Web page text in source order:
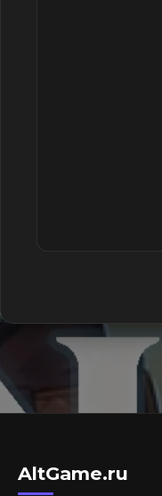
AltGame.ru